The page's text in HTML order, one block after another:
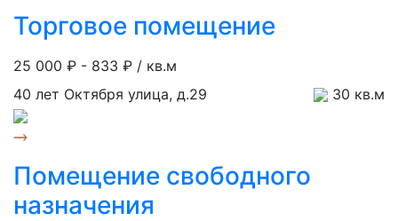
Торговое помещение
25 000 ₽ - 833 ₽ / кв.м
40 лет Октября улица, д.29
30 кв.м
Помещение свободного
назначения